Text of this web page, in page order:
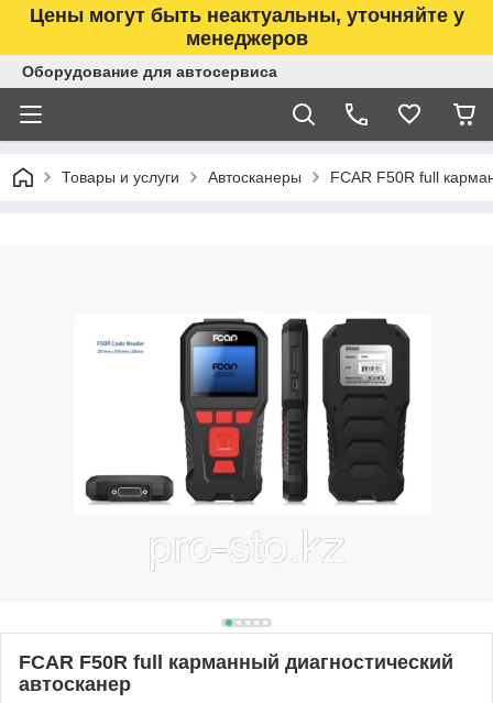
Цены могут быть неактуальны, уточняйте у
менеджеров
Оборудование для автосервиса
Товары и услуги Автосканеры FCAR F50R full
FCAR F50R full карманный диагностический
автосканер